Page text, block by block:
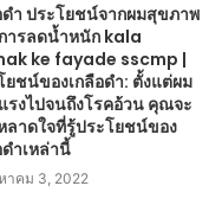
ดำ ประโยชน์จากผมสุขภาพ
ารลดน้ำหนัก kala
ke fayade sscmp |
ยชน์ของเกลือดำ: ตั้งแต่ผม
รงไปจนถึงโรคอ้วน คุณจะ
ลาดใจที่รู้ประโยชน์ของ
ดำเหล่านี้
าคม 3, 2022